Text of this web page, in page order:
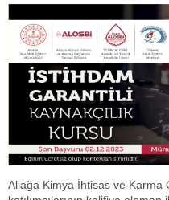
Aliağa Kimya İhtisas ve Karma